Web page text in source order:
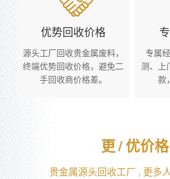
优势回收价格
源头工厂回收贵金属废料，
终端优势回收价格，避免二
手回收商价格差。
专属
测、上
款
更/优价格
贵金属源头回收工厂 , 更多